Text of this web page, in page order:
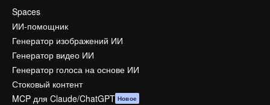
Spaces
ИИ-помощник
Генератор изображений ИИ
Генератор видео ИИ
Генератор голоса на основе ИИ
Стоковый контент
MCP для Claude/ChatGPT Новое